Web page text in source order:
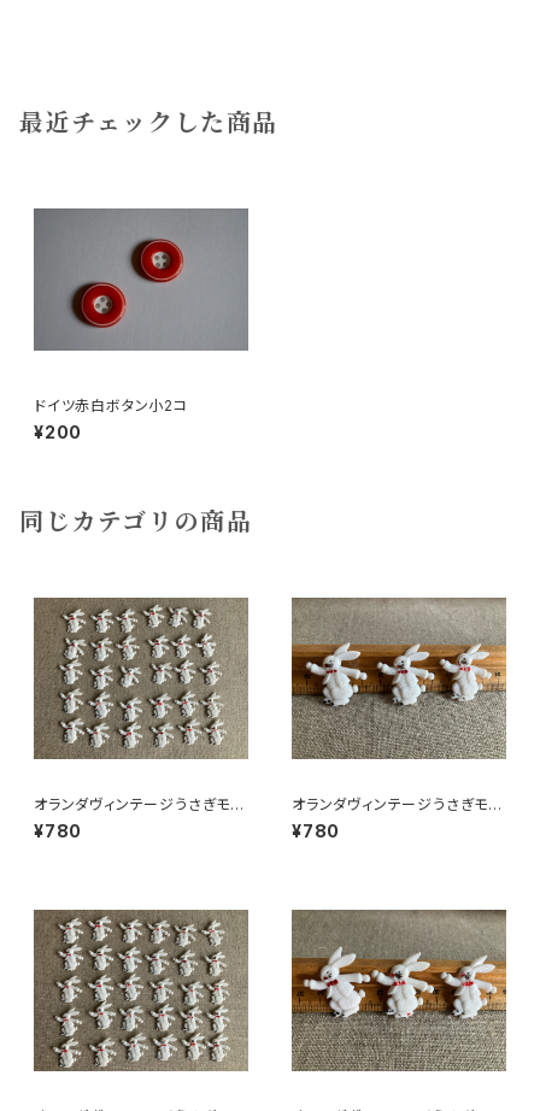
最近チェックした商品
ドイツ赤白ボタン小2コ
¥200
同じカテゴリの商品
オランダヴィンテージうさぎモチ
ーフプラパーツ30個セットNo19
9
¥780
オランダヴィンテージうさぎモチ
ーフプラパーツ30個セットNo3
7
¥780